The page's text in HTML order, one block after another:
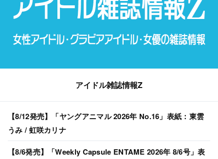
アイドル雑誌情報Z
【8/12発売】「ヤングアニマル 2026年 No.16」表紙：東雲
うみ / 虹咲カリナ
【8/6発売】「Weekly Capsule ENTAME 2026年 8/6号」表